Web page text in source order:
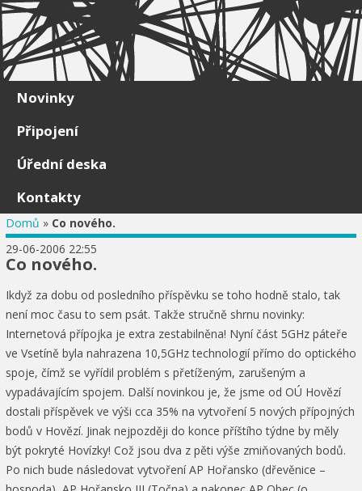
Skip to content
Novinky
Připojení
Úřední deska
Kontakty
Domů » Co nového.
29-06-2006 22:55
Co nového.
Ikdyž za dobu od posledního příspěvku se toho hodně stalo, tak
není moc času to sem psát. Takže stručně shrnu novinky:
Internetová přípojka je extra zestabilněna! Nyní část 5GHz páteře
ve Vsetíně byla nahrazena 10,5GHz technologií přímo do optického
spoje, čímž se vyřídil problém s přetíženým, zarušeným a
vypadávajícím spojem. Další novinkou je, že jsme od OÚ Hovězí
dostali příspěvek ve výši cca 35% na vytvoření 5 nových přípojných
bodů v Hovězí. Jinak nejpozději do konce příštího týdne by měly
být pokryté Hovízky! Což jsou dva z pěti výše zmiňovaných bodů.
Po nich bude následovat vytvoření AP Hořansko (dřevěnice –